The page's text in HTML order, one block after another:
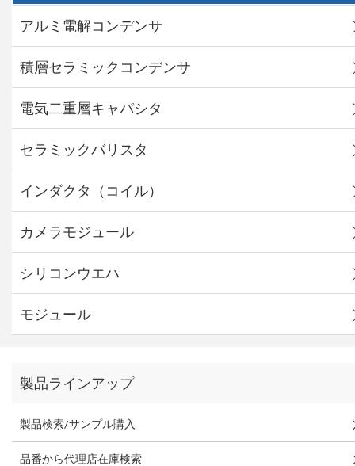
アルミ電解コンデンサ
積層セラミックコンデンサ
電気二重層キャパシタ
セラミックバリスタ
インダクタ（コイル）
カメラモジュール
シリコンウエハ
モジュール
製品ラインアップ
製品検索/サンプル購入
品番から代理店在庫検索